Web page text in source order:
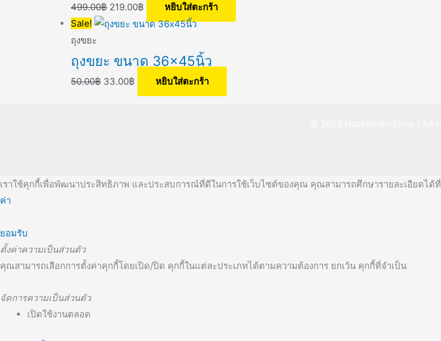
499.00฿ 219.00฿
หยิบใส่ตะกร้า
Sale!
ถุงขยะ
ถุงขยะ ขนาด 36×45นิ้ว
50.00฿ 33.00฿ หยิบใส่ตะกร้า
เราใช้คุกกี้เพื่อพัฒนาประสิทธิภาพ และประสบการณ์ที่ดีในการใช้เว็บไซต์ของคุณ คุณสามารถศึกษารายละเอียดได้ที่
ค่า
ยอมรับ
ตั้งค่าความเป็นส่วนตัว
คุณสามารถเลือกการตั้งค่าคุกกี้โดยเปิด/ปิด คุกกี้ในแต่ละประเภทได้ตามความต้องการ ยกเว้น คุกกี้ที่จำเป็น
จัดการความเป็นส่วนตัว
เปิดใช้งานตลอด